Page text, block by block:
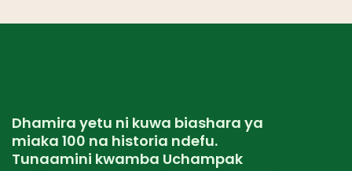
Dhamira yetu ni kuwa biashara ya
miaka 100 na historia ndefu.
Tunaamini kwamba Uchampak